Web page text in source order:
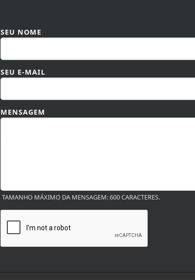
SEU NOME
SEU E-MAIL
MENSAGEM
TAMANHO MÁXIMO DA MENSAGEM: 600 CARACTERES.